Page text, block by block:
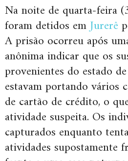
Na noite de quarta-feira
foram detidos emJurerê
A prisão ocorreu após
anônima indicar que os
provenientes do estado
estavam portando vários
de cartão de crédito, o
atividade suspeita. Os
capturados enquanto
atividades supostamente